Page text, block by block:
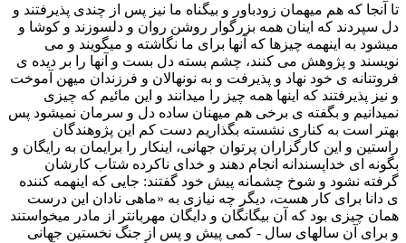
تا آنجا که هم میهمان زودباور و بیگناه ما نیز پس از چندی پذیرفتند و
دل سپردند که اینان همه بزرگوار روشن روان و دلسوزند و کوشا و
میشود به اینهمه چیزها که آنها برای ما نگاشته و میگویند و می
نویسند و پژوهش می کنند، چشم بسته دل بست و آنها را بر دیده ی
فروتنانه ی خود نهاد و پذیرفت و به نونهالان و فرزندان میهن آموخت
و نیز پذیرفتند که اینها همه چیز را میدانند و این مائیم که چیزی
نمیدانیم و بگفته ی برخی هم میهنان ساده دل و سرمان نمیشود پس
بهتر است به کناری نشسته بگذاریم دست کم این پژوهندگان
راستین و این کارگزاران پرتوان جهانی، اینکار را برایمان به رایگان و
بگونه ای خداپسندانه انجام دهند و خدای ناکرده شتاب کارشان
گرفته نشود و شوخ چشمانه پیش خود گفتند: جایی که اینهمه کننده
ی دانا برای کار هست، دیگر چه نیازی به «ماهی نادان این درست
همان چیزی بود که آن بیگانگان و دایگان مهربانتر از مادر میخواستند
و برای آن سالهای سال - کمی پیش و پس از جنگ نخستین جهانی